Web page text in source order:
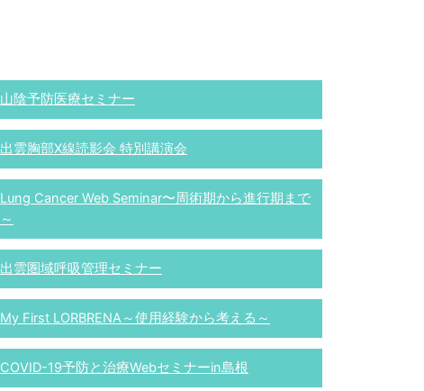
山陰予防医療セミナー
出雲胸部X線読影会 特別講演会
Lung Cancer Web Seminar〜周術期から進行期まで
～
出雲圏域呼吸管理セミナー
My First LORBRENA～使用経験から考える～
COVID-19予防と治療Webセミナーin島根